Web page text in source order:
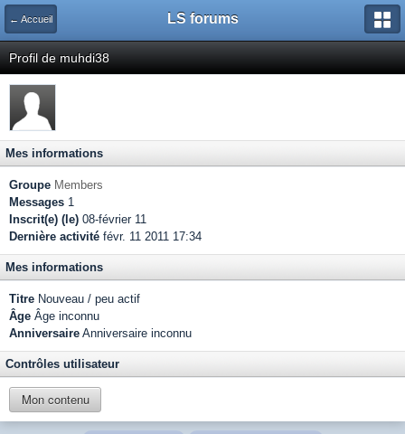
← Accueil LS forums
Profil de muhdi38
Mes informations
Groupe Members
Messages 1
Inscrit(e) (le) 08-février 11
Dernière activité févr. 11 2011 17:34
Mes informations
Titre Nouveau / peu actif
Âge Âge inconnu
Anniversaire Anniversaire inconnu
Contrôles utilisateur
Mon contenu